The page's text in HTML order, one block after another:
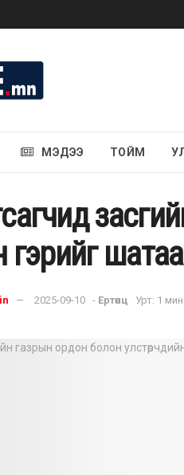
МЭДЭЭ ТОЙМ
гэрийг
2025-09-10 - Ертөнц Урт: 1